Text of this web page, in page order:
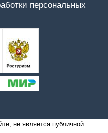
персональных
не является публичной